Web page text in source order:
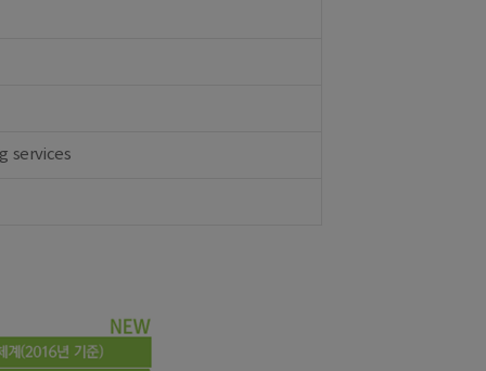
services